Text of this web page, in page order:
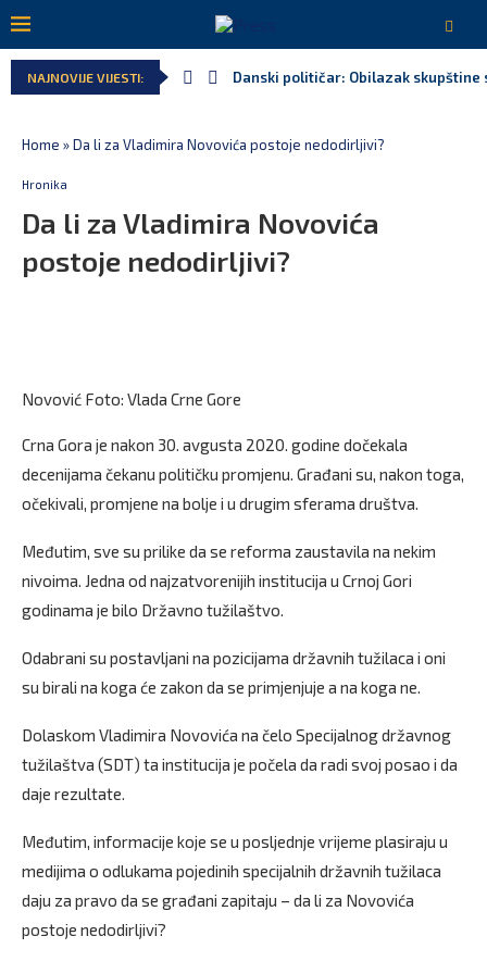
NAJNOVIJE VIJESTI: Danski političar: Obilazak skupštine
Home »Da li za Vladimira Novovića postoje nedodirljivi?
Hronika
Da li za Vladimira Novovića
postoje nedodirljivi?
Novović Foto: Vlada Crne Gore
Crna Gora je nakon 30. avgusta 2020. godine dočekala
decenijama čekanu političku promjenu. Građani su, nakon toga,
očekivali, promjene na bolje i u drugim sferama društva.
Međutim, sve su prilike da se reforma zaustavila na nekim
nivoima. Jedna od najzatvorenijih institucija u Crnoj Gori
godinama je bilo Državno tužilaštvo.
Odabrani su postavljani na pozicijama državnih tužilaca i oni
su birali na koga će zakon da se primjenjuje a na koga ne.
Dolaskom Vladimira Novovića na čelo Specijalnog državnog
tužilaštva (SDT) ta institucija je počela da radi svoj posao i da
daje rezultate.
Međutim, informacije koje se u posljednje vrijeme plasiraju u
medijima o odlukama pojedinih specijalnih državnih tužilaca
daju za pravo da se građani zapitaju – da li za Novovića
postoje nedodirljivi?